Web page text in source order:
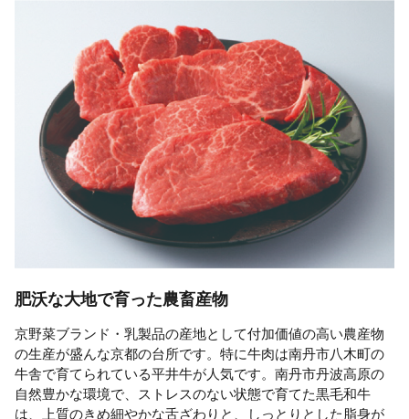
肥沃な大地で育った農畜産物
京野菜ブランド・乳製品の産地として付加価値の高い農産物
の生産が盛んな京都の台所です。特に牛肉は南丹市八木町の
牛舎で育てられている平井牛が人気です。南丹市丹波高原の
自然豊かな環境で、ストレスのない状態で育てた黒毛和牛
は、上質のきめ細やかな舌ざわりと、しっとりとした脂身が